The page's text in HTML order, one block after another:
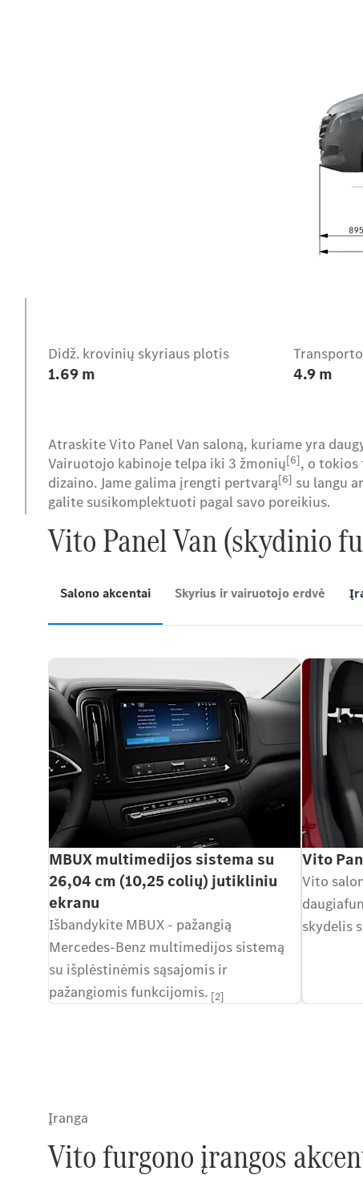
Didž. krovinių skyriaus plotis
1.69 m 4.9 m
Atraskite Vito Panel Van saloną, kuriame yra
Vairuotojo kabinoje telpa iki 3 žmonių[6], o tokios
dizaino. Jame galima įrengti pertvarą[6] su langu
galite susikomplektuoti pagal savo poreikius.
Vito Panel Van (skydinio
Salono akcentai Skyrius ir vairuotojo erdvė
MBUX multimedijos sistema su
26,04 cm (10,25 colių) jutikliniu
ekranu
Išbandykite MBUX - pažangią
Mercedes-Benz multimedijos sistemą
su išplėstinėmis sąsajomis ir
pažangiomis funkcijomis. [2]
Vito
Vito
skydelis
Įranga
Vito furgono įrangos